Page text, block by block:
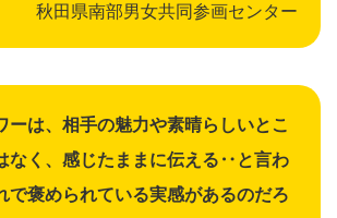
秋田県南部男女共同参画センター
ーは、相手の魅力や素晴らしいとこ
なく、感じたままに伝える‥と言わ
で褒められている実感があるのだろ